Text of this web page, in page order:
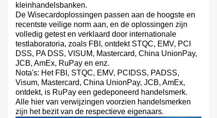
kleinhandelsbanken.
De Wisecardoplossingen passen aan de hoogste en
recentste veilige norm aan, en de oplossingen zijn
volledig getest en verklaard door internationale
testlaboratoria, zoals FBI, ontdekt STQC, EMV, PCI
DSS, PA DSS, VISUM, Mastercard, China UnionPay,
JCB, AmEx, RuPay en enz.
Nota's: Het FBI, STQC, EMV, PCIDSS, PADSS,
Visum, Mastercard, China UnionPay, JCB, AmEx,
ontdekt, is RuPay een gedeponeerd handelsmerk.
Alle hier van verwijzingen voorzien handelsmerken
zijn het bezit van de respectieve eigenaars.